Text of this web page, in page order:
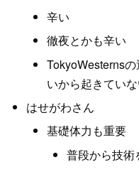
辛い
徹夜とかも辛い
TokyoWesterns
いから起きてい
はせがわさん
基礎体力も重要
普段から技術